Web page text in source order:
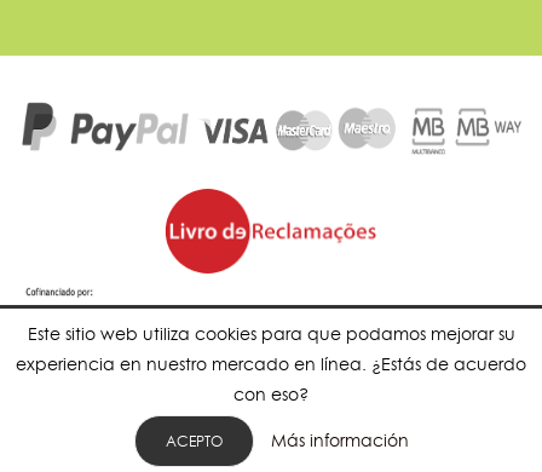
Este sitio web utiliza cookies para que podamos mejorar su
experiencia en nuestro mercado en línea. ¿Estás de acuerdo
con eso?
ACEPTO Más información